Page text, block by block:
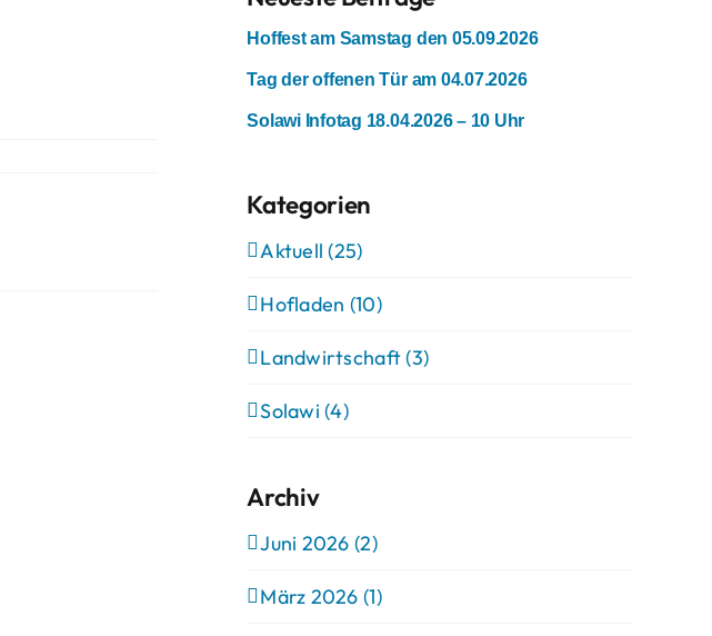
Hoffest am Samstag den 05.09.2026
Tag der offenen Tür am 04.07.2026
Solawi Infotag 18.04.2026 – 10 Uhr
Kategorien
Aktuell (25)
Hofladen (10)
Landwirtschaft (3)
Solawi (4)
Archiv
Juni 2026 (2)
März 2026 (1)